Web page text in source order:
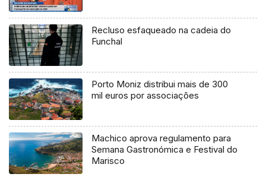
Recluso esfaqueado na cadeia do
Funchal
Porto Moniz distribui mais de 300
mil euros por associações
Machico aprova regulamento para
Semana Gastronómica e Festival do
Marisco